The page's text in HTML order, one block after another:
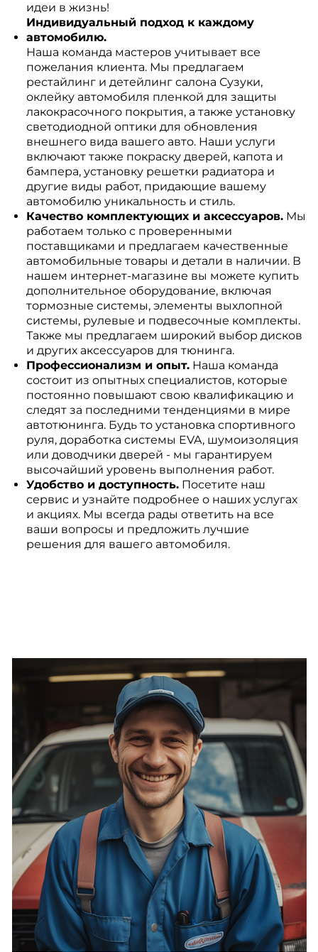
идеи в жизнь!
Индивидуальный подход к каждому
автомобилю.
Наша команда мастеров учитывает все
пожелания клиента. Мы предлагаем
рестайлинг и детейлинг салона Сузуки,
оклейку автомобиля пленкой для защиты
лакокрасочного покрытия, а также установку
светодиодной оптики для обновления
внешнего вида вашего авто. Наши услуги
включают также покраску дверей, капота и
бампера, установку решетки радиатора и
другие виды работ, придающие вашему
автомобилю уникальность и стиль.
Качество комплектующих и аксессуаров.Мы
работаем только с проверенными
поставщиками и предлагаем качественные
автомобильные товары и детали в наличии. В
нашем интернет-магазине вы можете купить
дополнительное оборудование, включая
тормозные системы, элементы выхлопной
системы, рулевые и подвесочные комплекты.
Также мы предлагаем широкий выбор дисков
и других аксессуаров для тюнинга.
Профессионализм и опыт.Наша команда
состоит из опытных специалистов, которые
постоянно повышают свою квалификацию и
следят за последними тенденциями в мире
автотюнинга. Будь то установка спортивного
руля, доработка системы EVA, шумоизоляция
или доводчики дверей - мы гарантируем
высочайший уровень выполнения работ.
Удобство и доступность.Посетите наш
сервис и узнайте подробнее о наших услугах
и акциях. Мы всегда рады ответить на все
ваши вопросы и предложить лучшие
решения для вашего автомобиля.